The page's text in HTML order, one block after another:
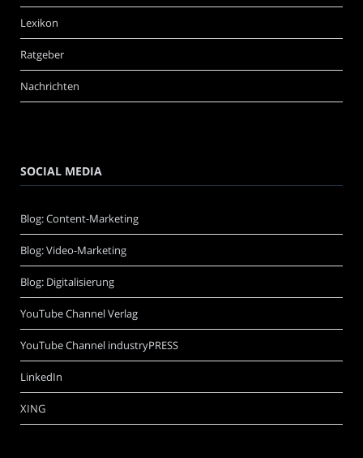
Lexikon
Ratgeber
Nachrichten
SOCIAL MEDIA
Blog: Content-Marketing
Blog: Video-Marketing
Blog: Digitalisierung
YouTube Channel Verlag
YouTube Channel industryPRESS
LinkedIn
XING